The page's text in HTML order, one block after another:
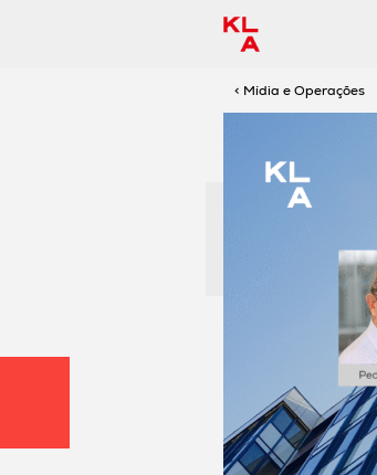
< Mídia e Operações